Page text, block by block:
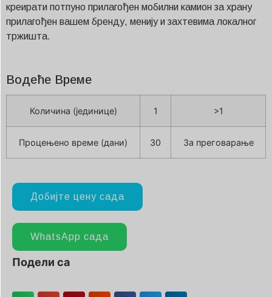
креирати потпуно прилагођен мобилни камион за храну
прилагођен вашем бренду, менију и захтевима локалног
тржишта.
Водеће Време
Количина (јединице) 1 >1
Процењено време (дани) 30 За преговарање
Добијте цену сада
WhatsApp сада
Подели са